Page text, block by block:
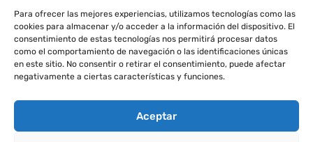
Para ofrecer las mejores experiencias, utilizamos tecnologías como las
cookies para almacenar y/o acceder a la información del dispositivo. El
consentimiento de estas tecnologías nos permitirá procesar datos
como el comportamiento de navegación o las identificaciones únicas
en este sitio. No consentir o retirar el consentimiento, puede afectar
negativamente a ciertas características y funciones.
Aceptar
en etapas posteriores como es el acoso.
Si deseas más información,
haz click en este enlace: